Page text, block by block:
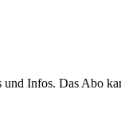
Infos. Das Abo